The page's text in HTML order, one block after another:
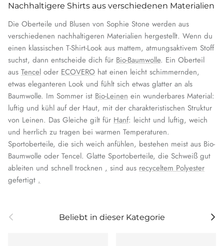
Nachhaltigere Shirts aus verschiedenen Materialien
Die Oberteile und Blusen von Sophie Stone werden aus
verschiedenen nachhaltigeren Materialien hergestellt. Wenn du
einen klassischen T-Shirt-Look aus mattem, atmungsaktivem Stoff
suchst, dann entscheide dich für Bio-Baumwolle. Ein Oberteil
aus Tencel oder ECOVERO hat einen leicht schimmernden,
etwas eleganteren Look und fühlt sich etwas glatter an als
Baumwolle. Im Sommer ist Bio-Leinen ein wunderbares Material:
luftig und kühl auf der Haut, mit der charakteristischen Struktur
von Leinen. Das Gleiche gilt für Hanf: leicht und luftig, weich
und herrlich zu tragen bei warmen Temperaturen.
Sportoberteile, die sich weich anfühlen, bestehen meist aus Bio-
Baumwolle oder Tencel. Glatte Sportoberteile, die Schweiß gut
ableiten und schnell trocknen , sind aus recyceltem Polyester
gefertigt .
Vorherige Beliebt in dieser Kategorie